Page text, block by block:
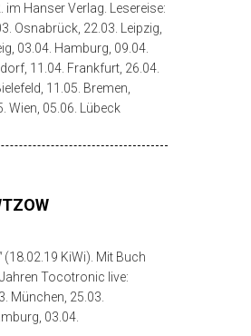
im Hanser Verlag. Lesereise:
Osnabrück, 22.03. Leipzig,
03.04. Hamburg, 09.04.
11.04. Frankfurt, 26.04.
11.05. Bremen,
Wien, 05.06. Lübeck
(18.02.19 KiWi). Mit Buch
Tocotronic live:
München, 25.03.
03.04.